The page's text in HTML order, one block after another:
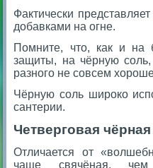
Фактически
добавками на огне.
Помните, что, как и на
защиты, на чёрную
разного не совсем
Чёрную соль широко
сантерии.
Четверговая
Отличается от
чаще свячёная,